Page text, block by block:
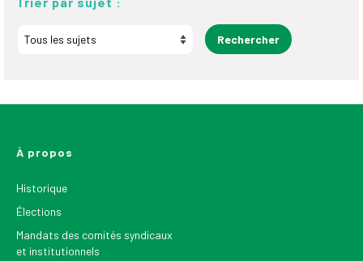
À propos
Historique
Élections
Mandats des comités syndicaux
et institutionnels